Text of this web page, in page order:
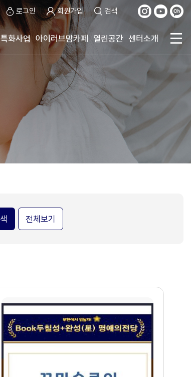
로그인 회원가입 검색
특화사업 아이러브맘카페 열린공간 센터소개
전체보기